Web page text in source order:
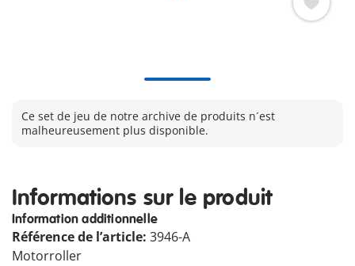
Ce set de jeu de notre archive de produits n´est
malheureusement plus disponible.
Informations sur le produit
Information additionnelle
Référence de l’article: 3946-A
Motorroller